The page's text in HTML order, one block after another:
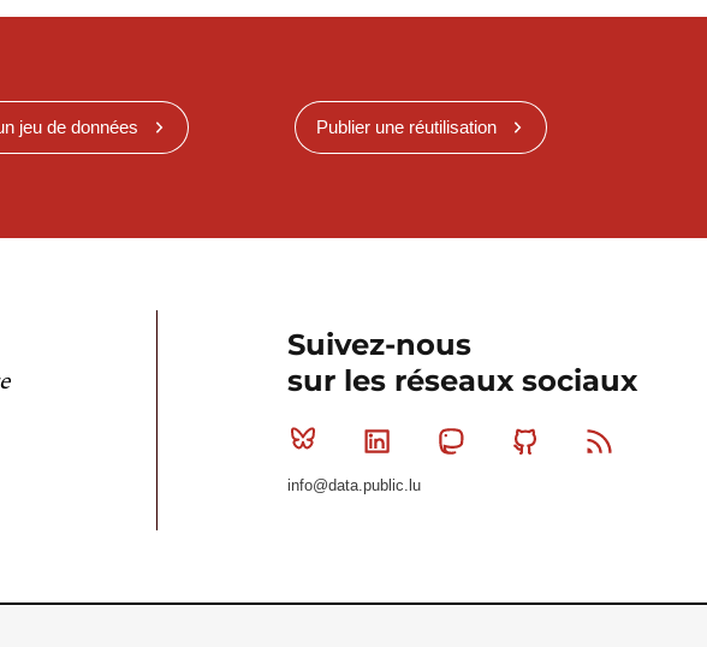
jeu de données Publier une réutilisation
Suivez-nous
sur les réseaux sociaux
Bluesky Linkedin MastodonGithub
info@data.public.lu